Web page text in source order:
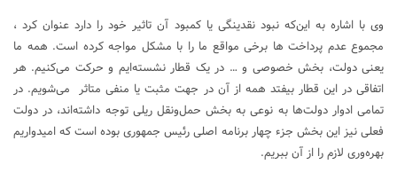
وی با اشاره به این‌که نبود نقدینگی یا کمبود آن تاثیر خود را دارد عنوان کرد ،
مجموع عدم پرداخت ها برخی مواقع ما را با مشکل مواجه کرده است. همه ما
یعنی دولت، بخش خصوصی و … در یک قطار نشسته‌ایم و حرکت می‌کنیم. هر
اتفاقی در این قطار بیفتد همه از آن در جهت مثبت یا منفی متاثر می‌شویم. در
تمامی ادوار دولت‌ها به نوعی به بخش حمل‌ونقل ریلی توجه داشته‌اند، در دولت
فعلی نیز این بخش جزء چهار برنامه اصلی رئیس جمهوری بوده است که امیدواریم
بهره‌وری لازم را از آن ببریم.